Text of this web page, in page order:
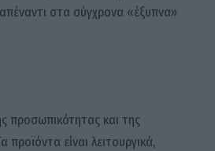
στα σύγχρονα «έξυπνα»
προσωπικότητας και της
είναι λειτουργικά,